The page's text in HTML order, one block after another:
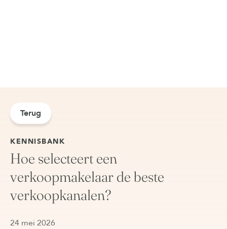
Terug
KENNISBANK
Hoe selecteert een
verkoopmakelaar de beste
verkoopkanalen?
24 mei 2026